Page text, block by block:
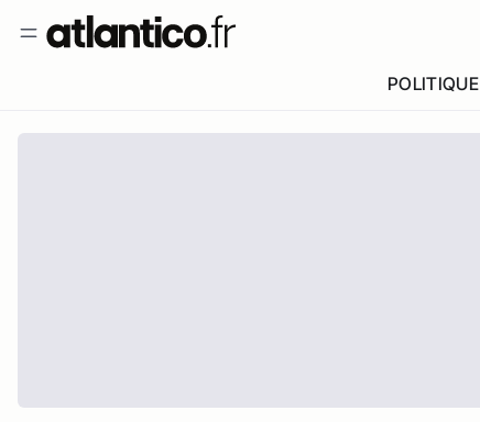
POLITIQUE